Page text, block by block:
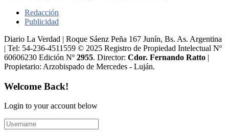
Redacción
Publicidad
Diario La Verdad | Roque Sáenz Peña 167 Junín, Bs. As. Argentina
| Tel: 54-236-4511559 © 2025 Registro de Propiedad Intelectual Nº
60606230 Edición Nº 2955. Director:​ Cdor. Fernando Ratto |
Propietario:​ Arzobispado de Mercedes - Luján.
Welcome Back!
Login to your account below